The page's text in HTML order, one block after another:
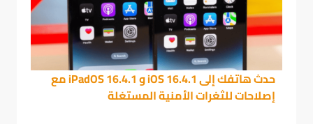
حدث هاتفك إلى iOS 16.4.1 و iPadOS 16.4.1 مع
إصلاحات للثغرات الأمنية المستغلة